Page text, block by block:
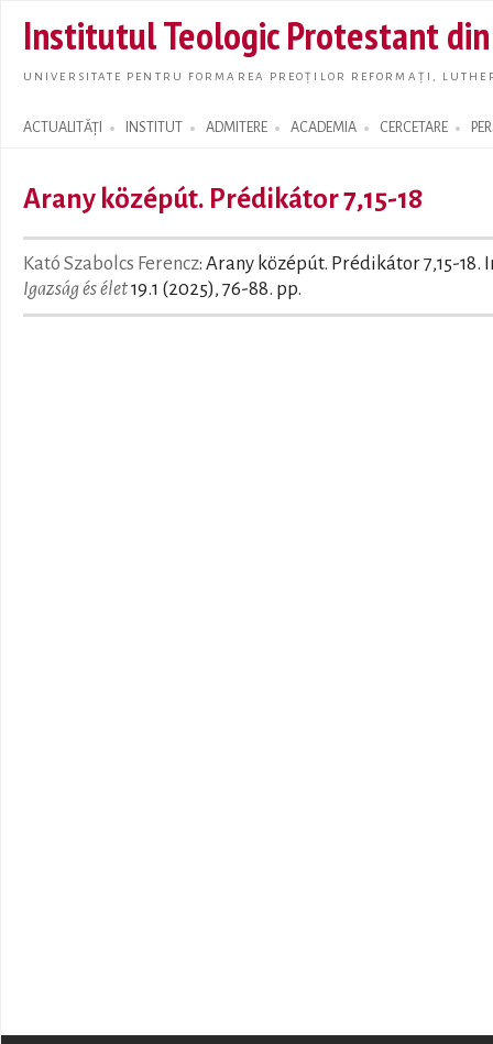
main
Institutul Teologic Protestant
UNIVERSITATE PENTRU FORMAREA PREOȚILOR REFORMAȚI,
ACTUALITĂȚI INSTITUT ADMITERE ACADEMIA CERCETARE
Search form
Arany középút. Prédikátor 7,15-18
Kató Szabolcs Ferencz: Arany középút. Prédikátor 7,15-18.
Igazság és élet19.1 (2025), 76-88. pp.